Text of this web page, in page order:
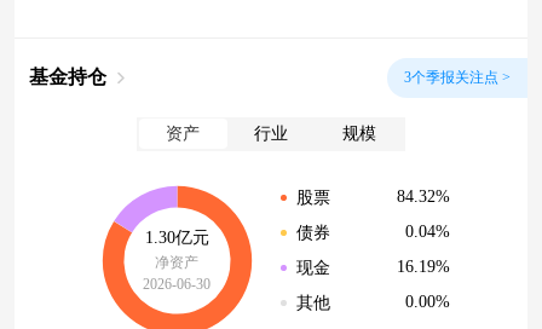
基金持仓 3个季报关注点 >
资产 行业 规模
1.30亿元
净资产
2026-06-30
股票
84.32%
债券
0.04%
现金
16.19%
其他
0.00%